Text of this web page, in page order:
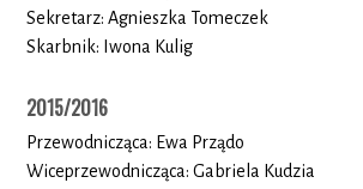
Sekretarz: Agnieszka Tomeczek
Skarbnik: Iwona Kulig
2015/2016
Przewodnicząca: Ewa Prządo
Wiceprzewodnicząca: Gabriela Kudzia